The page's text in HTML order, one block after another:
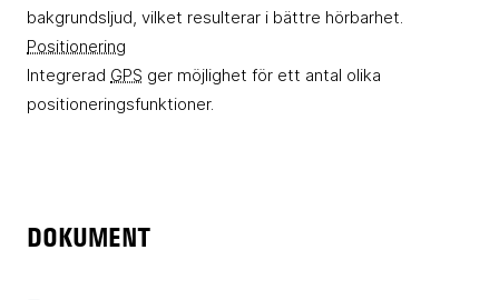
bakgrundsljud, vilket resulterar i bättre hörbarhet.
Positionering
Integrerad GPS ger möjlighet för ett antal olika
positioneringsfunktioner.
DOKUMENT